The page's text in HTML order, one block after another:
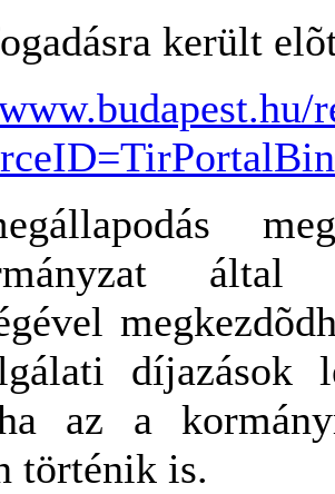
került
díjazások
az a
történik is.